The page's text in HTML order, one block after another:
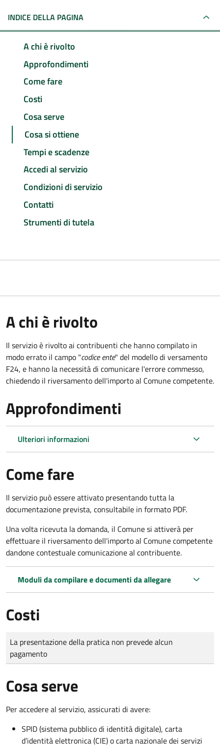
INDICE DELLA PAGINA
A chi è rivolto
Approfondimenti
Come fare
Costi
Cosa serve
Cosa si ottiene
Tempi e scadenze
Accedi al servizio
Condizioni di servizio
Contatti
Strumenti di tutela
A chi è rivolto
Il servizio è rivolto ai contribuenti che hanno compilato in
modo errato il campo "codice ente" del modello di versamento
F24, e hanno la necessità di comunicare l'errore commesso,
chiedendo il riversamento dell'importo al Comune competente.
Approfondimenti
Ulteriori informazioni
Come fare
Il servizio può essere attivato presentando tutta la
documentazione prevista, consultabile in formato PDF.
Una volta ricevuta la domanda, il Comune si attiverà per
effettuare il riversamento dell'importo al Comune competente
dandone contestuale comunicazione al contribuente.
Moduli da compilare e documenti da allegare
Costi
Tipo di pagamento
Importo
La presentazione della pratica non prevede alcun
pagamento
Cosa serve
Per accedere al servizio, assicurati di avere:
SPID (sistema pubblico di identità digitale), carta
d’identità elettronica (CIE) o carta nazionale dei servizi